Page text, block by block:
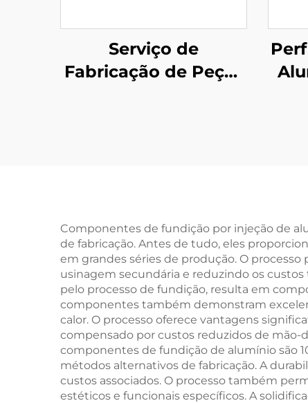
Serviço de
Fabricação de Peças
Componentes de fundição por injeção de
de fabricação. Antes de tudo, eles
em grandes séries de produção. O
usinagem secundária e reduzindo os
pelo processo de fundição, resulta em
componentes também demonstram
calor. O processo oferece vantagens
compensado por custos reduzidos de mão-
componentes de fundição de alumínio são
métodos alternativos de fabricação. A
custos associados. O processo também
estéticos e funcionais específicos. A